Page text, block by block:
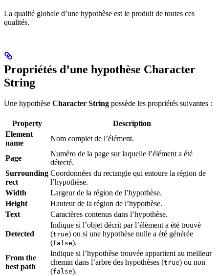
La qualité globale d’une hypothèse est le produit de toutes ces
qualités.
Propriétés d’une hypothèse Character
String
Une hypothèse Character String possède les propriétés suivantes :
Property
Description
Element
name
Nom complet de l’élément.
Page
Numéro de la page sur laquelle l’élément a été
détecté.
Surrounding
rect
Coordonnées du rectangle qui entoure la région de
l’hypothèse.
Width
Largeur de la région de l’hypothèse.
Height
Hauteur de la région de l’hypothèse.
Text
Caractères contenus dans l’hypothèse.
Detected
Indique si l’objet décrit par l’élément a été trouvé
(true) ou si une hypothèse nulle a été générée
(false).
From the
best path
Indique si l’hypothèse trouvée appartient au meilleur
chemin dans l’arbre des hypothèses (true) ou non
(false).